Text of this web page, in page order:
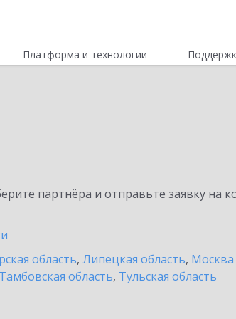
Платформа и технологии
партнёра и отправьте заявку на
область, Липецкая область, Москва
Тамбовская область, Тульская область